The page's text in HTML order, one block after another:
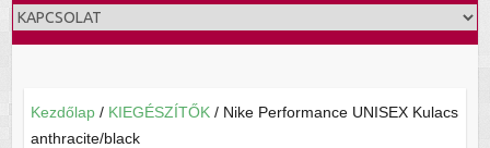
Kezdőlap/ KIEGÉSZÍTŐK/ Nike Performance UNISEX Kulacs
anthracite/black